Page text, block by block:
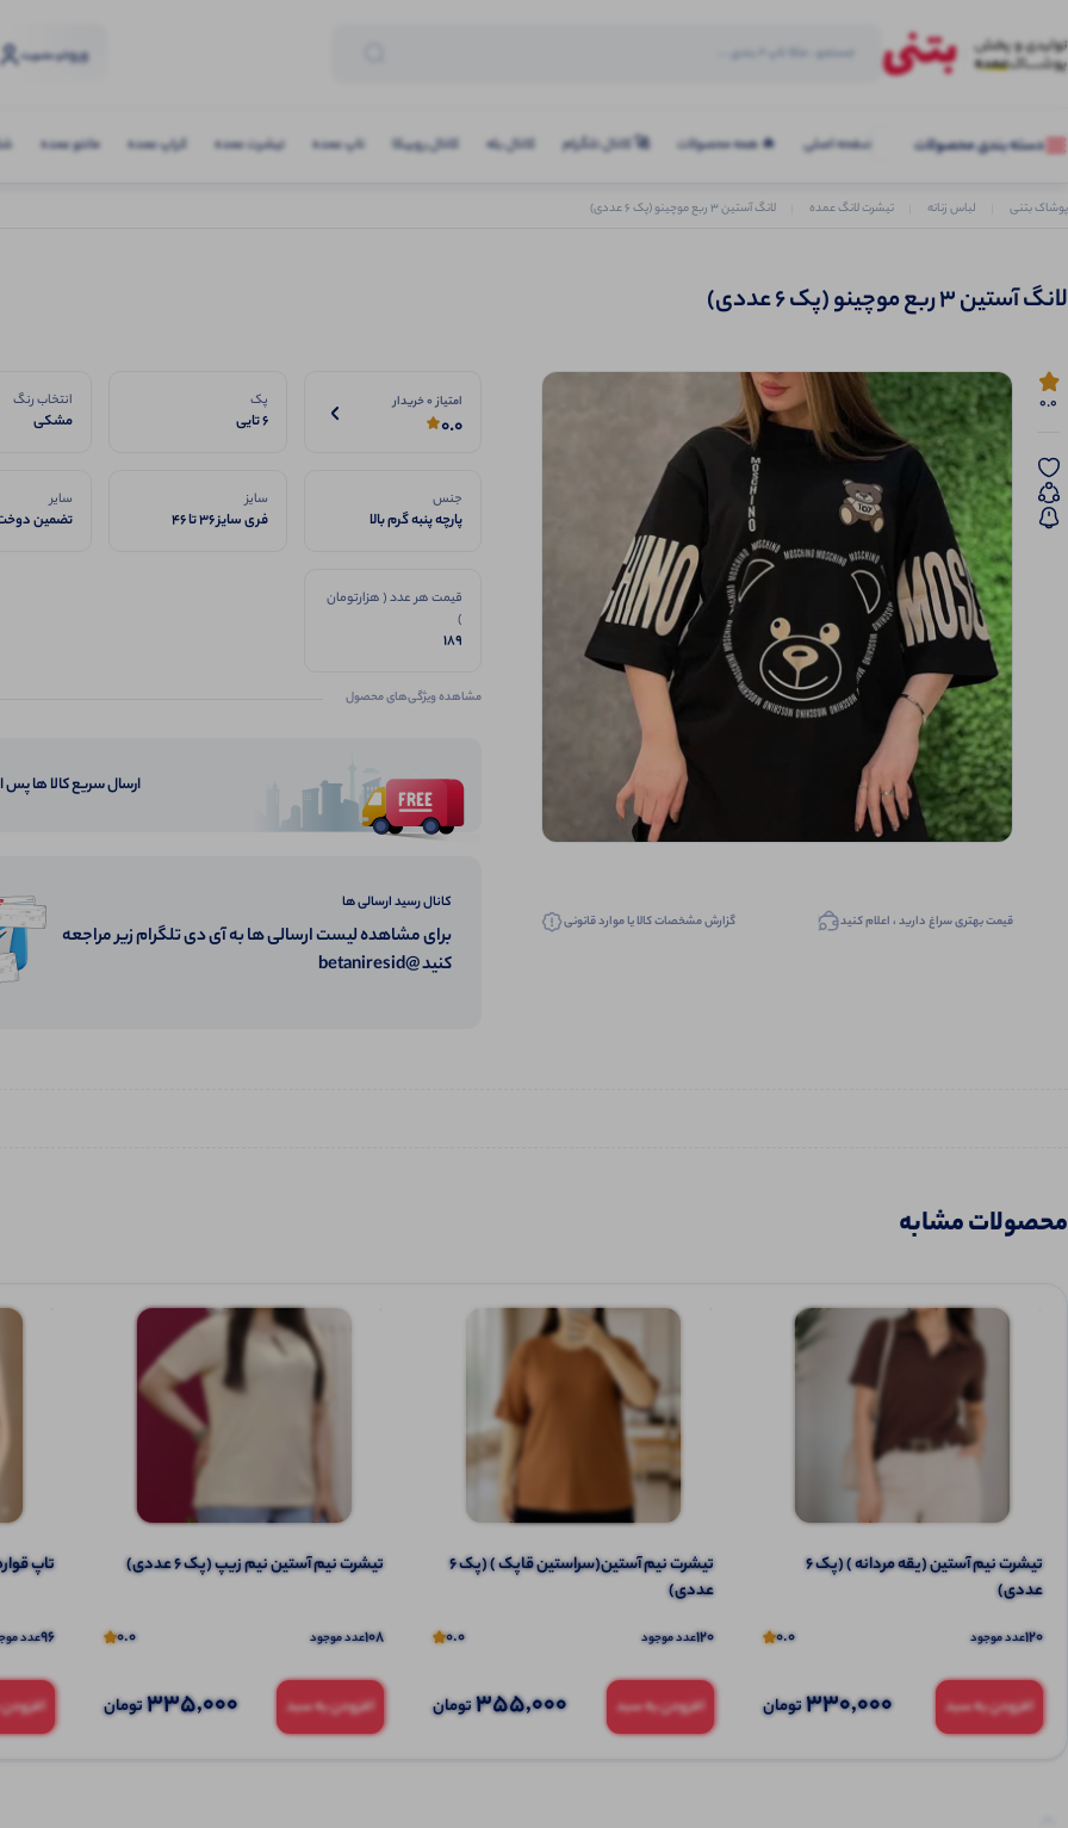
ورودو عضویت
دسته بندی محصولات صفحه اصلی 🔥 همه محصولات 🚀 کانال تلگرام کانال بله کانال روبیکا تاپ عمده تیشرت عمده کراپ عمده مانتو عمده
پوشاک بتنی لباس زنانه تیشرت لانگ عمده لانگ آستین 3 ربع موچینو (پک 6 عددی)
لانگ آستین 3 ربع موچینو (پک 6 عددی)
0.0
قیمت بهتری سراغ دارید ، اعلام کنید گزارش مشخصات کالا یا موارد قانونی
امتیاز 0 خریدار
0.0
پک
6 تایی
انتخاب رنگ
مشکی
جنس
پارچه پنبه گرم بالا
سایز
فری سایز ۳۶ تا ۴۶
سایر
تضمین
قیمت هر عدد ( هزارتومان
)
189
مشاهده ویژگی‌های محصول
ارسال سریع کالا ها
کانال رسید ارسالی ها
برای مشاهده لیست ارسالی ها به آی دی تلگرام زیر مراجعه
کنید @betaniresid
محصولات مشابه
تیشرت نیم آستین (یقه مردانه ) (پک 6
عددی)
120عدد موجود 0.0
افزودن به سبد 330,000تومان
تیشرت نیم آستین(سراستین قاپک ) (پک 6
عددی)
120عدد موجود 0.0
افزودن به سبد 355,000تومان
️تیشرت نیم آستین نیم زیپ (پک 6 عددی)
108عدد موجود 0.0
افزودن به سبد 335,000تومان
تاپ قواره
96عدد